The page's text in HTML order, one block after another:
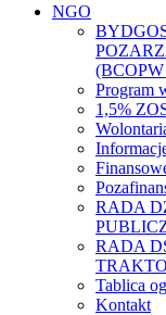
NGO
Program
1,5%
RADA
RADA
Tablica
Kontakt